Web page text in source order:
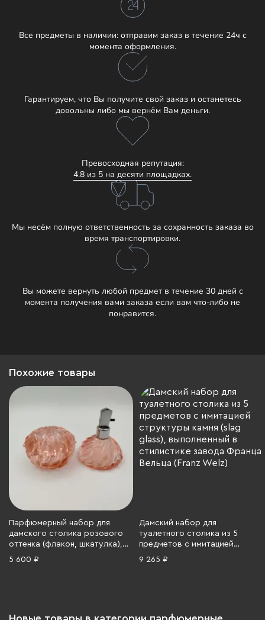
Все предметы в наличии: отправим заказ в течение 24ч с
момента оформления.
Гарантируем, что Вы получите свой заказ и останетесь
довольны либо мы вернём Вам деньги.
Превосходная репутация:
4.8 из 5 на десяти площадках.
Мы несём полную ответственность за сохранность заказа во
время транспортировки.
Вы можете вернуть любой предмет в течение 30 дней с
момента получения вами заказа если вам что-либо не
понравится.
Похожие товары
Парфюмерный набор для
дамского столика розового
оттенка (флакон, шкатулка),
цветное стекло, металл,
5 600 ₽
Дамский набор для
туалетного столика из 5
предметов с имитацией
структуры камня (slag glass),
9 265 ₽